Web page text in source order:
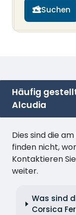
Suchen
Häufig
Alcudia
Dies sind die
finden nicht,
Kontaktieren
weiter.
Was sind
Corsica